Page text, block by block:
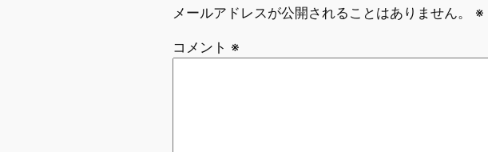
メールアドレスが公開されることはありません。 ※
コメント ※